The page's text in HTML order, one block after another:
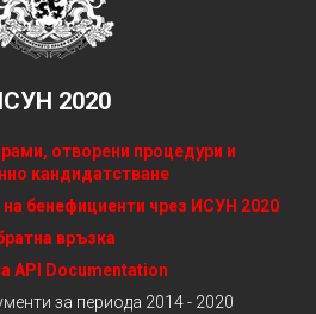
2020
отворени процедури и
кандидатстване
на бенефициенти чрез ИСУН 2020
връзка
API Documentation
за периода 2014 - 2020